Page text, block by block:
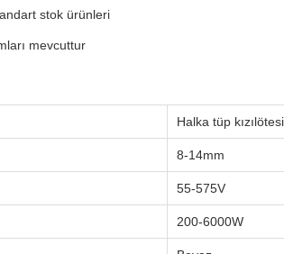
stok ürünleri
mevcuttur
Halka tüp
8-14mm
55-575V
200-6000W